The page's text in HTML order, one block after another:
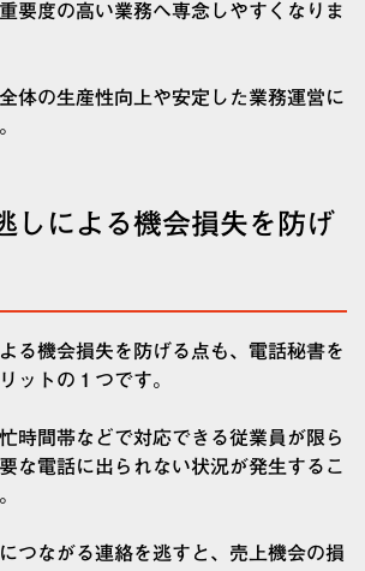
要度の高い業務へ専念しやすくなりま
体の生産性向上や安定した業務運営に
しによる機会損失を防げ
る機会損失を防げる点も、電話秘書を
ットの１つです。
時間帯などで対応できる従業員が限ら
な電話に出られない状況が発生するこ
つながる連絡を逃すと、売上機会の損